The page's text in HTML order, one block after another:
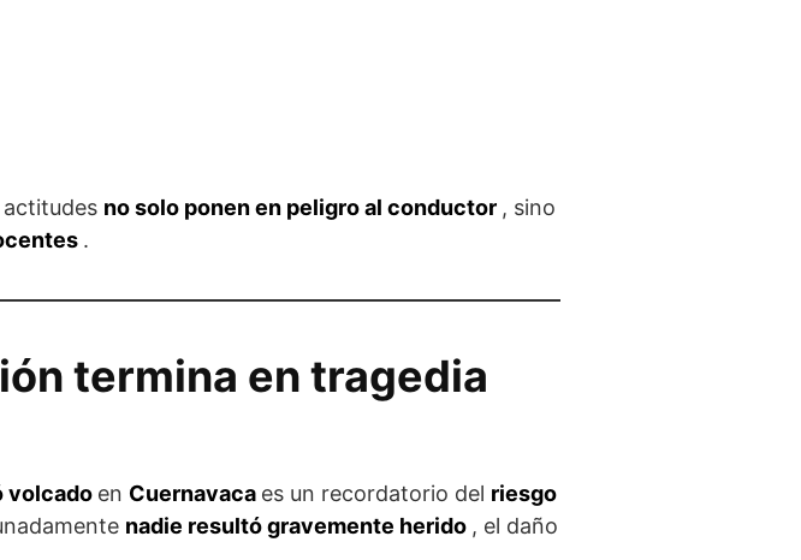
no solo ponen en peligro al conductor , sino
.
termina en tragedia
volcado en Cuernavaca es un recordatorio del riesgo
nadie resultó gravemente herido , el daño